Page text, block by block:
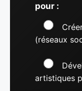
pour :
(réseaux
artistiques